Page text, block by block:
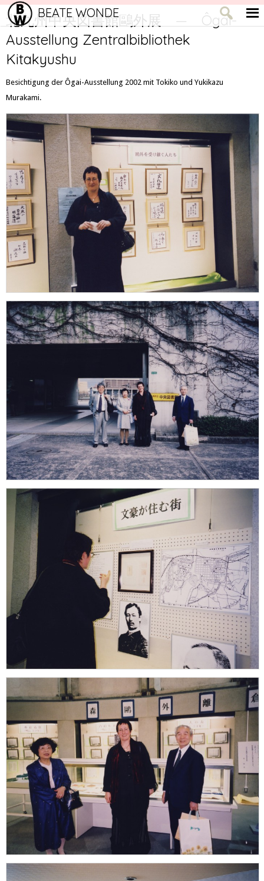
BEATE WONDE
北九州中央図書館鷗外展 — Ôgai-
Ausstellung Zentralbibliothek
Kitakyushu
Besichtigung der Ôgai-Ausstellung 2002 mit Tokiko und Yukikazu
Murakami.